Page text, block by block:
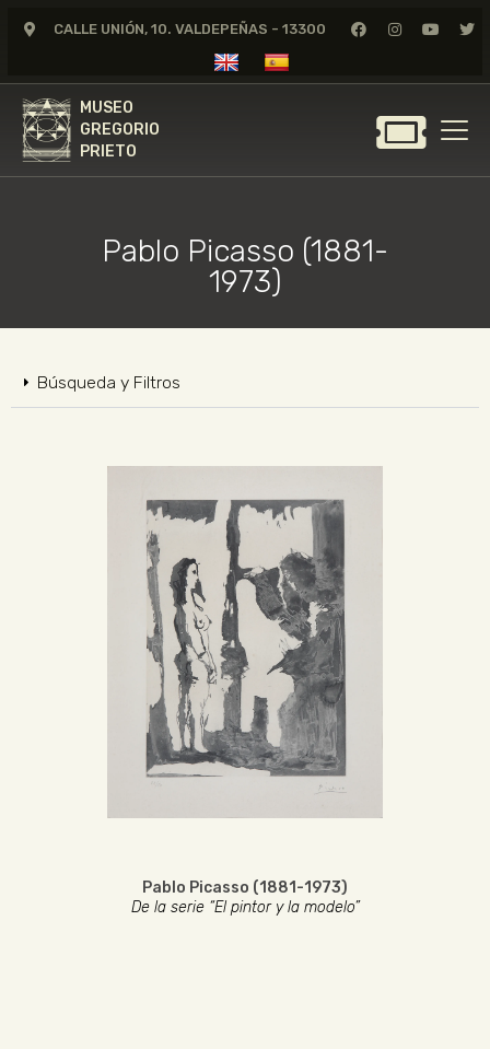
CALLE UNIÓN, 10. VALDEPEÑAS - 13300
MUSEO
GREGORIO
PRIETO
MUSEO
GREGORIO
GREGORIO PRIETO
ARCHIVO
CERTAMEN DE DIBUJO
NOTICIAS
Pablo Picasso (1881-
1973)
Búsqueda y Filtros
Pablo Picasso (1881-1973)
De la serie “El pintor y la modelo”